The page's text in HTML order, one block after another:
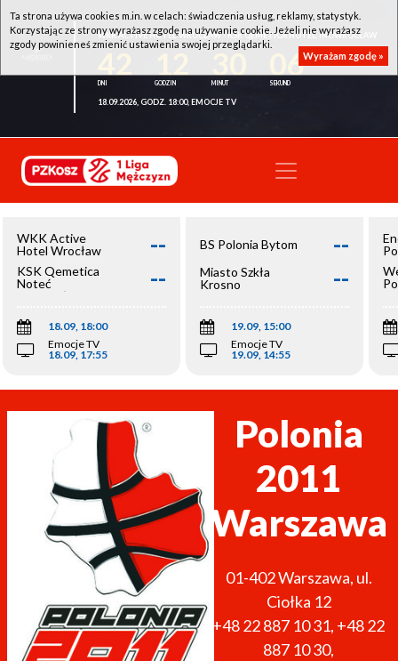
WKK ACTIVE HOTEL WROCŁAW - KSK QEMETICA NOTEĆ INOWROCŁAW
06
18.09.2026, GODZ. 18:00, EMOCJE TV
WKK Active
Hotel Wrocław
--
KSK Qemetica
Noteć
Inowrocław
--
18.09, 18:00
Emocje TV
18.09, 17:55
BS Polonia Bytom --
Miasto Szkła
Krosno
--
19.09, 15:00
Emocje TV
19.09, 14:55
Polonia
2011
Warszawa
01-402Warszawa, ul.
Ciołka 12
+48 22 887 10 31, +48 22
887 10 30,
Ta strona używa cookies m.in. w celach: świadczenia usług, reklamy, statystyk.
Korzystając ze strony wyrażasz zgodę na używanie cookie. Jeżeli nie wyrażasz
zgody powinieneś zmienić ustawienia swojej przeglądarki.
Wyrażam zgodę »